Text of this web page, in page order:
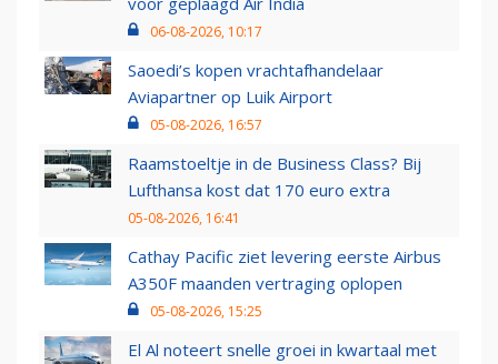
06-08-2026, 10:17
Saoedi’s kopen vrachtafhandelaar
Aviapartner op Luik Airport
05-08-2026, 16:57
Raamstoeltje in de Business Class? Bij
Lufthansa kost dat 170 euro extra
05-08-2026, 16:41
Cathay Pacific ziet levering eerste Airbus
A350F maanden vertraging oplopen
05-08-2026, 15:25
El Al noteert snelle groei in kwartaal met